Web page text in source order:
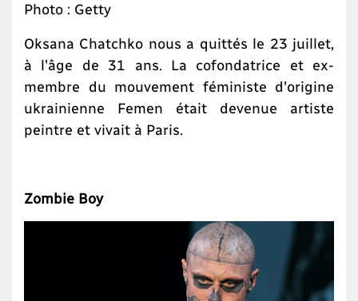
Photo : Getty
Oksana Chatchko nous a quittés le 23 juillet,
à l'âge de 31 ans. La cofondatrice et ex-
membre du mouvement féministe d'origine
ukrainienne Femen était devenue artiste
peintre et vivait à Paris.
Zombie Boy